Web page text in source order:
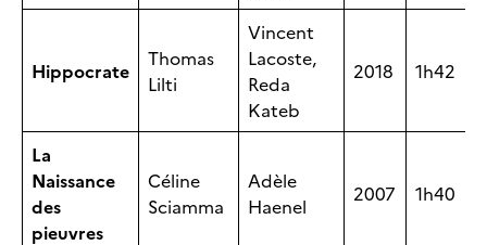
Hippocrate
Thomas
Lilti
Vincent
Lacoste,
Reda
Kateb
2018 1h42
La
Naissance
des
pieuvres
Céline
Sciamma
Adèle
Haenel
2007 1h40